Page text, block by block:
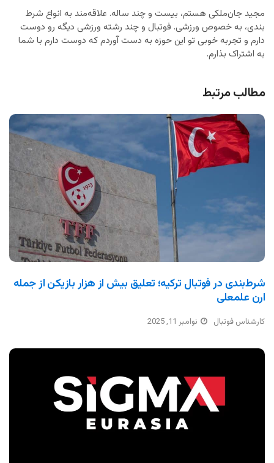
مجید جان‌ملکی هستم، بیست و چند ساله. علاقه‌مند به انواع شرط
بندی، به خصوص ورزشی. فوتبال و چند رشته ورزشی دیگه رو دوست
دارم و تجربه خوبی تو این حوزه به دست آوردم که دوست دارم با شما
به اشتراک بذارم.
مطالب مرتبط
شرط‌بندی در فوتبال ترکیه؛ تعلیق بیش از هزار بازیکن از جمله
ارن علمعلی
کارشناس فوتبال نوامبر 11, 2025